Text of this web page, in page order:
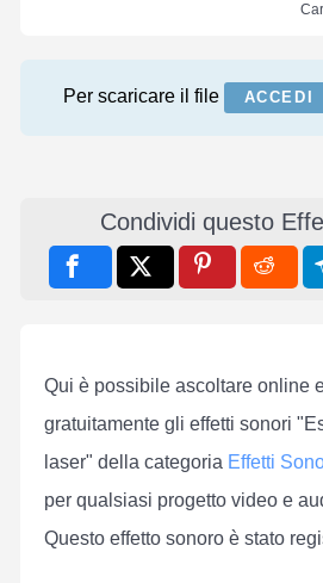
Per scaricare il file ACCEDI
Condividi questo
Qui è possibile ascoltare online
gratuitamente gli effetti sonori
laser" della categoria Effetti
per qualsiasi progetto video e
Questo effetto sonoro è stato